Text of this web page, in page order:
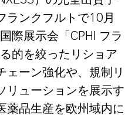
ランクフルトで10月
際展示会「CPHI フラ
的を絞ったリショア
ェーン強化や、規制リ
リューションを展示す
薬品生産を欧州域内に